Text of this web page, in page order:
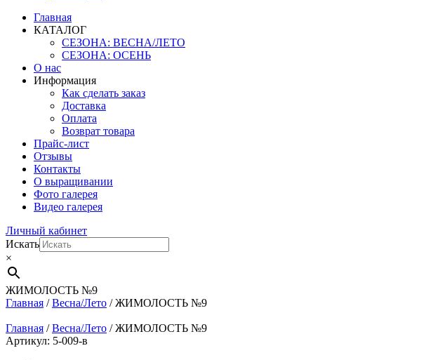
Главная
КАТАЛОГ
СЕЗОНА: ВЕСНА/ЛЕТО
СЕЗОНА: ОСЕНЬ
О нас
Информация
Как сделать заказ
Доставка
Оплата
Возврат товара
Прайс-лист
Отзывы
Контакты
О выращивании
Фото галерея
Видео галерея
Личный кабинет
Искать
×
ЖИМОЛОСТЬ №9
Главная /Весна/Лето / ЖИМОЛОСТЬ №9
Главная /Весна/Лето / ЖИМОЛОСТЬ №9
Артикул: 5-009-в